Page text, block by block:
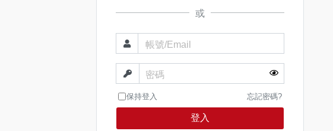
或
帳號/Email
密碼
保持登入 忘記密碼?
登入